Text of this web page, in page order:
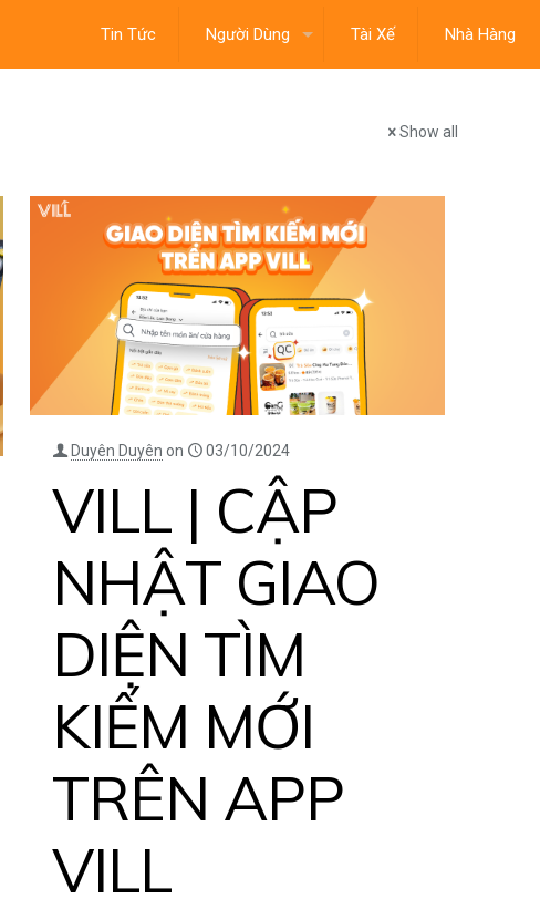
Tin Tức Người Dùng Tài Xế Nhà Hàng
Show all
Duyên Duyên on 03/10/2024
VILL | CẬP
NHẬT GIAO
DIỆN TÌM
KIẾM MỚI
TRÊN APP
VILL